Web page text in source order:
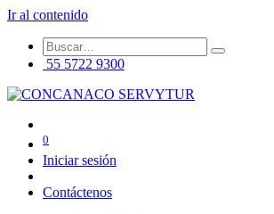
Ir al contenido
55 5722 9300
0
Iniciar sesión
Contáctenos